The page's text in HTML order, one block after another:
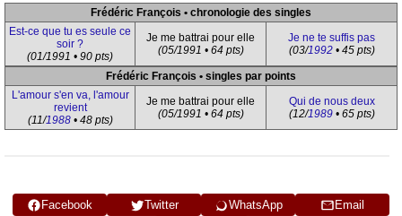
Frédéric François • chronologie des singles
Est-ce que tu es seule ce
soir ?
(01/1991 • 90 pts)
Je me battrai pour elle
(05/1991 • 64 pts)
Je ne te suffis pas
(03/1992• 45 pts)
Frédéric François • singles par points
L'amour s'en va, l'amour
revient
(11/1988• 48 pts)
Je me battrai pour elle
(05/1991 • 64 pts)
Qui de nous deux
(12/1989• 65 pts)
Facebook Twitter WhatsApp
Email